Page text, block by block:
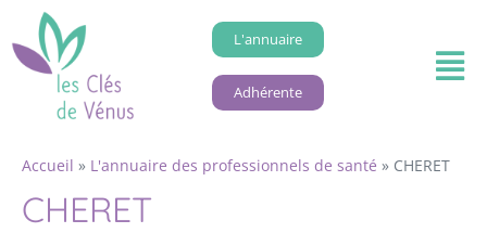
L'annuaire
Adhérente
Accueil » L'annuaire des professionnels de santé » CHERET
CHERET